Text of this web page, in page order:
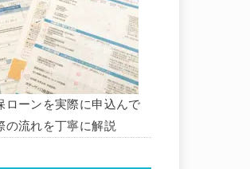
ローンを実際に申込んで
の流れを丁寧に解説